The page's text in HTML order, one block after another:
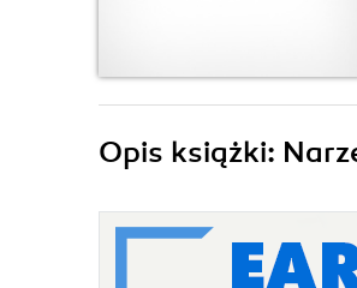
Opis książki: